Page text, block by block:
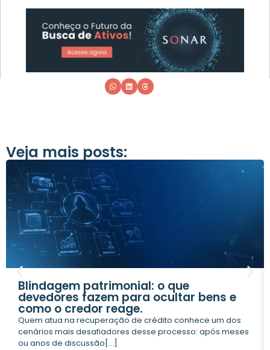
Veja mais posts:
Blindagem patrimonial: o que
devedores fazem para ocultar bens e
como o credor reage.
Quem atua na recuperação de crédito conhece um dos
cenários mais desafiadores desse processo: após meses
ou anos de discussão[...]